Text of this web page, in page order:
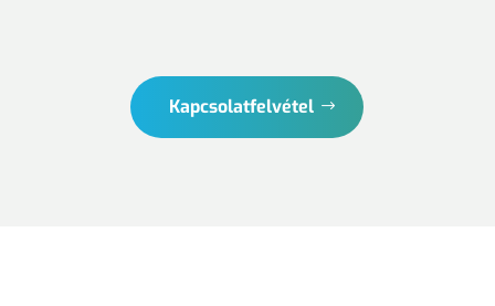
Kapcsolatfelvétel